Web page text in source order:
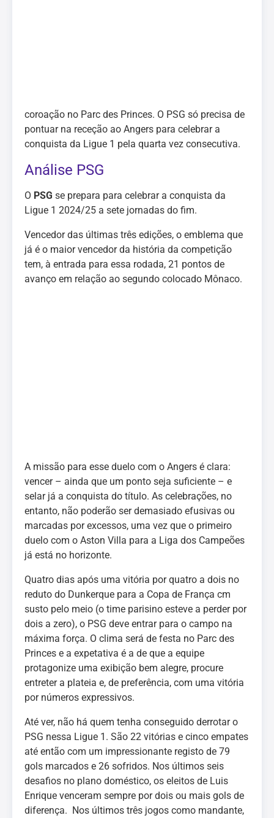
coroação no Parc des Princes. O PSG só precisa de
pontuar na receção ao Angers para celebrar a
conquista da Ligue 1 pela quarta vez consecutiva.
Análise PSG
O PSG se prepara para celebrar a conquista da
Ligue 1 2024/25 a sete jornadas do fim.
Vencedor das últimas três edições, o emblema que
já é o maior vencedor da história da competição
tem, à entrada para essa rodada, 21 pontos de
avanço em relação ao segundo colocado Mônaco.
A missão para esse duelo com o Angers é clara:
vencer – ainda que um ponto seja suficiente – e
selar já a conquista do título. As celebrações, no
entanto, não poderão ser demasiado efusivas ou
marcadas por excessos, uma vez que o primeiro
duelo com o Aston Villa para a Liga dos Campeões
já está no horizonte.
Quatro dias após uma vitória por quatro a dois no
reduto do Dunkerque para a Copa de França cm
susto pelo meio (o time parisino esteve a perder por
dois a zero), o PSG deve entrar para o campo na
máxima força. O clima será de festa no Parc des
Princes e a expetativa é a de que a equipe
protagonize uma exibição bem alegre, procure
entreter a plateia e, de preferência, com uma vitória
por números expressivos.
Até ver, não há quem tenha conseguido derrotar o
PSG nessa Ligue 1. São 22 vitórias e cinco empates
até então com um impressionante registo de 79
gols marcados e 26 sofridos. Nos últimos seis
desafios no plano doméstico, os eleitos de Luis
Enrique venceram sempre por dois ou mais gols de
diferença. Nos últimos três jogos como mandante,